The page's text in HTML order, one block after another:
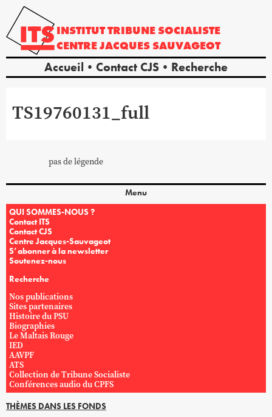
INSTITUTTRIBUNE SOCIALISTE
CENTREJACQUES SAUVAGEOT
Accueil Contact CJS Recherche
TS19760131_full
pas de légende
Menu
QUI SOMMES-NOUS ?
Contact ITS
Contact CJS
Centre Jacques-Sauvageot
S’abonner à la newsletter
Soutenez-nous
Recherche
Nos publications
Sites partenaires
Histoire du PSU
Biographies
Le Maltais Rouge
IED
AAVPF
ATS
Collection de Tribune Socialiste
Conférences audio du CPFS
THÈMES DANS LES FONDS